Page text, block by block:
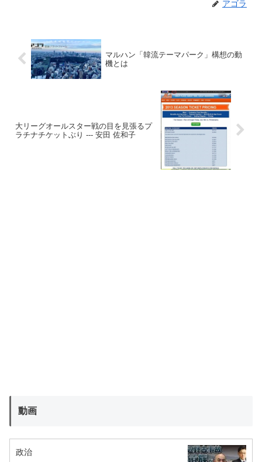
アゴラ
マルハン「韓流テーマパーク」構想の動
機とは
大リーグオールスター戦の目を見張るプ
ラチナチケットぶり --- 安田 佐和子
動画
政治